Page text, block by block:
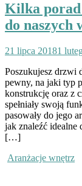
Kilka porad
do naszych
21 lipca 20181
Poszukujesz drzwi
pewny, na jaki typ
konstrukcję oraz z
spełniały swoją
pasowały do jego
jak znaleźć idealne
[…]
Aranżacje wnętrz